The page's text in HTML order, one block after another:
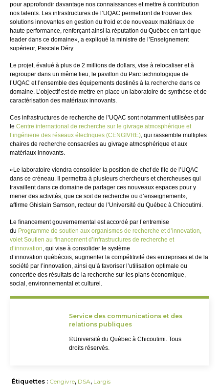
pour approfondir davantage nos connaissances et mettre à contribution
nos talents. Les infrastructures de l’UQAC permettront de trouver des
solutions innovantes en gestion du froid et de nouveaux matériaux de
haute performance, renforçant ainsi la réputation du Québec en tant que
leader dans ce domaine», a expliqué la ministre de l’Enseignement
supérieur, Pascale Déry.
Le projet, évalué à plus de 2 millions de dollars, vise à relocaliser et à
regrouper dans un même lieu, le pavillon du Parc technologique de
l’UQAC et l’ensemble des équipements destinés à la recherche dans ce
domaine. L’objectif est de mettre en place un laboratoire de synthèse et de
caractérisation des matériaux innovants.
Ces infrastructures de recherche de l’UQAC sont notamment utilisées par
le Centre international de recherche sur le givrage atmosphérique et
l’ingénierie des réseaux électriques (CENGIVRE) , qui rassemble multiples
chaires de recherche consacrées au givrage atmosphérique et aux
matériaux innovants.
«Le laboratoire viendra consolider la position de chef de file de l’UQAC
dans ce créneau. Il permettra à plusieurs chercheurs et chercheuses qui
travaillent dans ce domaine de partager ces nouveaux espaces pour y
mener des activités, que ce soit de recherche ou d’enseignement»,
affirme Ghislain Samson, recteur de l’Université du Québec à Chicoutimi.
Le financement gouvernemental est accordé par l’entremise
du Programme de soutien aux organismes de recherche et d’innovation,
volet Soutien au financement d’infrastructures de recherche et
d’innovation, qui vise à consolider le système
d’innovation québécois, augmenter la compétitivité des entreprises et de la
société par l’innovation, ainsi qu’à favoriser l’utilisation optimale ou
concertée des résultats de la recherche sur les plans économique,
social, environnemental et culturel.
Service des communications et des
relations publiques
©Université du Québec à Chicoutimi. Tous
droits réservés.
Étiquettes : Cengivre, DSA, Largis